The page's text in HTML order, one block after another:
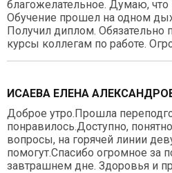
благожелательное. Думаю, что
Обучение прошел на одном
Получил диплом.
курсы коллегам по работе.
ИСАЕВА ЕЛЕНА
Доброе утро.Прошла
понравилось.Доступно,
вопросы, на горячей линии
помогут.Спасибо огромное за
завтрашнем дне. Здоровья и